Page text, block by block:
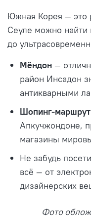
Южная Корея — это
Сеуле можно найти
до
Мёндон —
район Инсадон
антикварными
Шопинг-
Апкучжондоне,
магазины
Не забудь
всё — от
дизайнерских
Фото